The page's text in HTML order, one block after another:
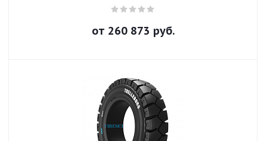
от 260 873 руб.